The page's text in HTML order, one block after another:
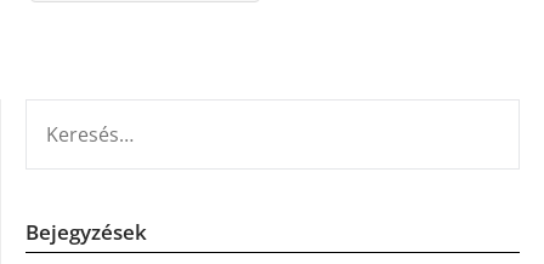
Bejegyzések